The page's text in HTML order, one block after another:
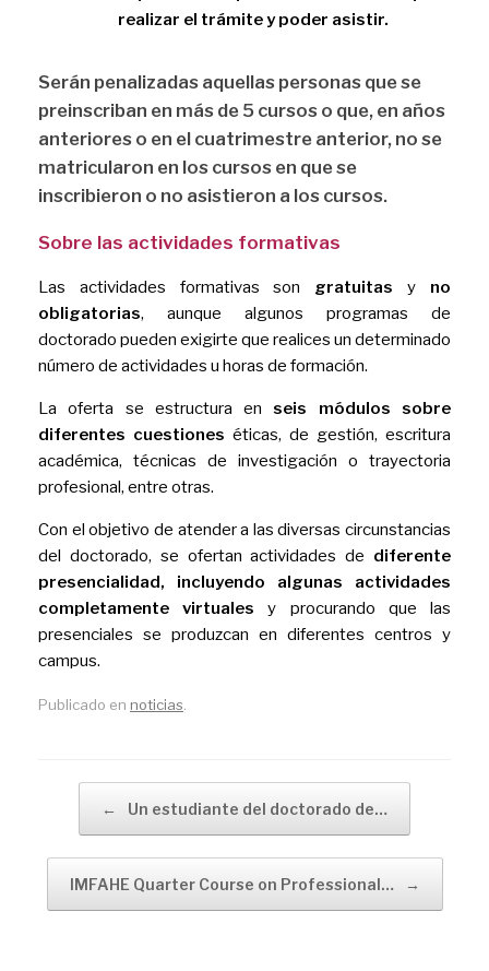
realizar el trámite y poder asistir.
Serán penalizadas aquellas personas que se
preinscriban en más de 5 cursos o que, en años
anteriores o en el cuatrimestre anterior, no se
matricularon en los cursos en que se
inscribieron o no asistieron a los cursos.
Sobre las actividades formativas
Las actividades formativas son gratuitas y no
obligatorias, aunque algunos programas de
doctorado pueden exigirte que realices un determinado
número de actividades u horas de formación.
La oferta se estructura en seis módulos sobre
diferentes cuestiones éticas, de gestión, escritura
académica, técnicas de investigación o trayectoria
profesional, entre otras.
Con el objetivo de atender a las diversas circunstancias
del doctorado, se ofertan actividades de diferente
presencialidad, incluyendo algunas actividades
completamente virtualesy procurando que las
presenciales se produzcan en diferentes centros y
campus.
Publicado en noticias.
← Un estudiante del doctorado de…
IMFAHE Quarter Course on Professional… →